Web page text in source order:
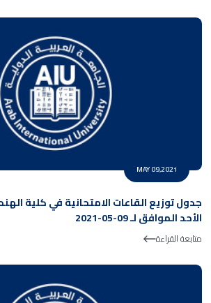
MAY 09,2021
الأحد الموافق لـ 09-05-2021
متابعة القراءة